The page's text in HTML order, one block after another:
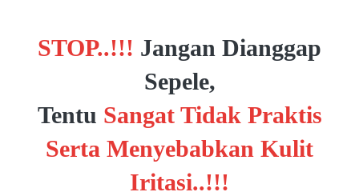
STOP..!!! Jangan Dianggap
Sepele,
Tentu Sangat Tidak Praktis
Serta Menyebabkan Kulit
Iritasi..!!!